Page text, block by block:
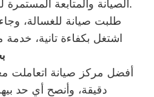
الصيانة والمتابعة المستمرة لضمان عمل الأجهزة بكفاءة عالية.
اشتغل بكفاءة تانية، خدمة
دقيقة، وأنصح أي حد